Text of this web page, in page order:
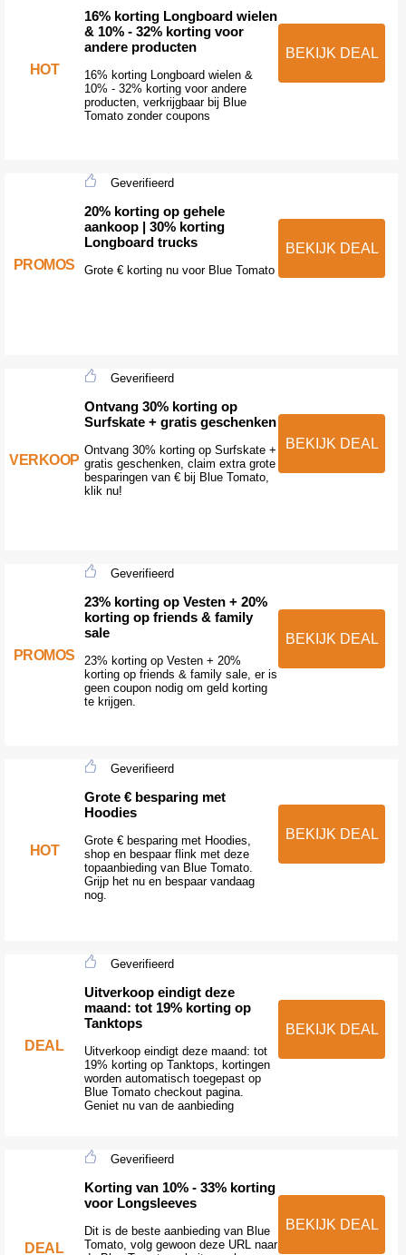
HOT
16% korting Longboard wielen
& 10% - 32% korting voor
andere producten
16% korting Longboard wielen &
10% - 32% korting voor andere
producten, verkrijgbaar bij Blue
Tomato zonder coupons
BEKIJK DEAL
PROMOS
Geverifieerd
20% korting op gehele
aankoop | 30% korting
Longboard trucks
Grote € korting nu voor Blue Tomato
BEKIJK DEAL
VERKOOP
Geverifieerd
Ontvang 30% korting op
Surfskate + gratis geschenken
Ontvang 30% korting op Surfskate +
gratis geschenken, claim extra grote
besparingen van € bij Blue Tomato,
klik nu!
BEKIJK DEAL
PROMOS
Geverifieerd
23% korting op Vesten + 20%
korting op friends & family
sale
23% korting op Vesten + 20%
korting op friends & family sale, er is
geen coupon nodig om geld korting
te krijgen.
BEKIJK DEAL
HOT
Geverifieerd
Grote € besparing met
Hoodies
Grote € besparing met Hoodies,
shop en bespaar flink met deze
topaanbieding van Blue Tomato.
Grijp het nu en bespaar vandaag
nog.
BEKIJK DEAL
DEAL
Geverifieerd
Uitverkoop eindigt deze
maand: tot 19% korting op
Tanktops
Uitverkoop eindigt deze maand: tot
19% korting op Tanktops, kortingen
worden automatisch toegepast op
Blue Tomato checkout pagina.
Geniet nu van de aanbieding
BEKIJK DEAL
DEAL
Geverifieerd
Korting van 10% - 33% korting
voor Longsleeves
Dit is de beste aanbieding van Blue
Tomato, volg gewoon deze URL naar
BEKIJK DEAL